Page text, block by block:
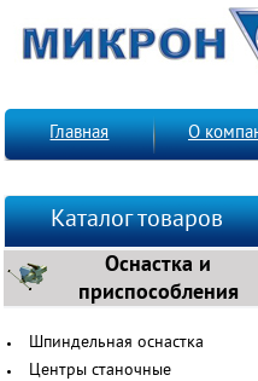
Главная О
Каталог товаров
Оснастка и
приспособления
Шпиндельная оснастка
Центры станочные